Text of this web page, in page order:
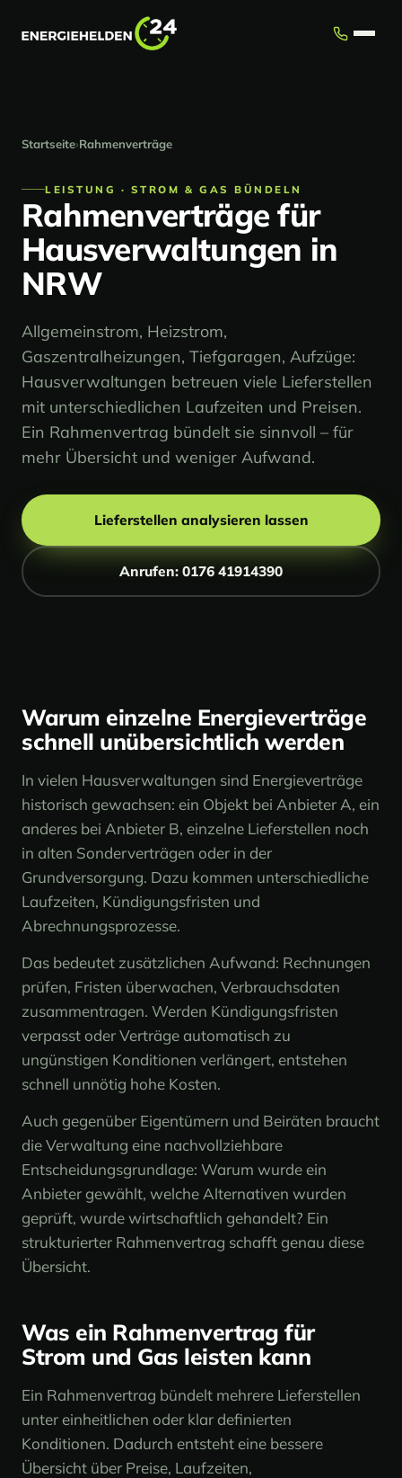
Startseite›Rahmenverträge
LEISTUNG · STROM & GAS BÜNDELN
Rahmenverträge für
Hausverwaltungen in
NRW
Allgemeinstrom, Heizstrom,
Gaszentralheizungen, Tiefgaragen, Aufzüge:
Hausverwaltungen betreuen viele Lieferstellen
mit unterschiedlichen Laufzeiten und Preisen.
Ein Rahmenvertrag bündelt sie sinnvoll – für
mehr Übersicht und weniger Aufwand.
Lieferstellen analysieren lassen
Anrufen: 0176 41914390
Warum einzelne Energieverträge
schnell unübersichtlich werden
In vielen Hausverwaltungen sind Energieverträge
historisch gewachsen: ein Objekt bei Anbieter A, ein
anderes bei Anbieter B, einzelne Lieferstellen noch
in alten Sonderverträgen oder in der
Grundversorgung. Dazu kommen unterschiedliche
Laufzeiten, Kündigungsfristen und
Abrechnungsprozesse.
Das bedeutet zusätzlichen Aufwand: Rechnungen
prüfen, Fristen überwachen, Verbrauchsdaten
zusammentragen. Werden Kündigungsfristen
verpasst oder Verträge automatisch zu
ungünstigen Konditionen verlängert, entstehen
schnell unnötig hohe Kosten.
Auch gegenüber Eigentümern und Beiräten braucht
die Verwaltung eine nachvollziehbare
Entscheidungsgrundlage: Warum wurde ein
Anbieter gewählt, welche Alternativen wurden
geprüft, wurde wirtschaftlich gehandelt? Ein
strukturierter Rahmenvertrag schafft genau diese
Übersicht.
Was ein Rahmenvertrag für
Strom und Gas leisten kann
Ein Rahmenvertrag bündelt mehrere Lieferstellen
unter einheitlichen oder klar definierten
Konditionen. Dadurch entsteht eine bessere
Übersicht über Preise, Laufzeiten,